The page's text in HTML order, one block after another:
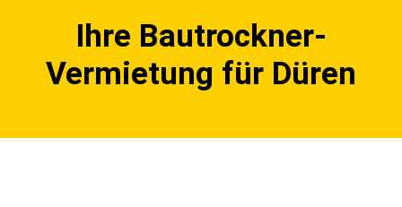
Ihre Bautrockner-
Vermietung für Düren